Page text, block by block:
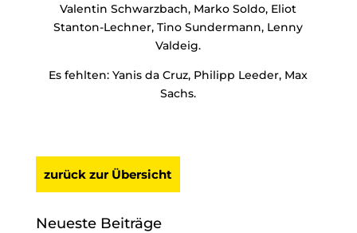
Valentin Schwarzbach, Marko Soldo, Eliot
Stanton-Lechner, Tino Sundermann, Lenny
Valdeig.
Es fehlten: Yanis da Cruz, Philipp Leeder, Max
Sachs.
zurück zur Übersicht
Neueste Beiträge